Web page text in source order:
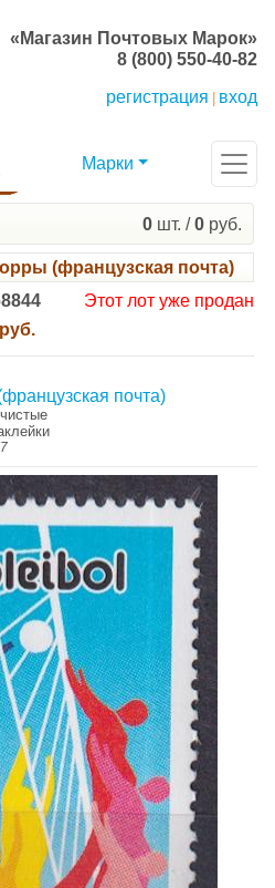
«Магазин Почтовых Марок»
8 (800) 550-40-82
регистрация
вход
Марки
0 шт. /0 руб.
(французская почта)
Этот лот уже продан
почта)